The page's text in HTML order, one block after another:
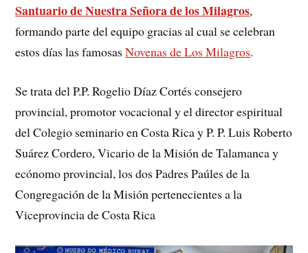
Santuario de Nuestra Señora de los Milagros,
formando parte del equipo gracias al cual se celebran
estos días las famosasNovenas de Los Milagros.
Se trata del P.P. Rogelio Díaz Cortés consejero
provincial, promotor vocacional y el director espiritual
del Colegio seminario en Costa Rica y P. P. Luis Roberto
Suárez Cordero, Vicario de la Misión de Talamanca y
ecónomo provincial, los dos Padres Paúles de la
Congregación de la Misión pertenecientes a la
Viceprovincia de Costa Rica